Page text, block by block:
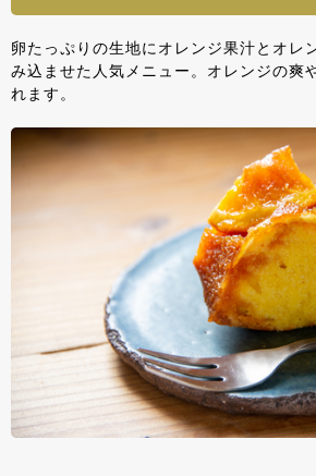
卵たっぷりの生地にオレンジ果汁とオレ
み込ませた人気メニュー。オレンジの爽
れます。